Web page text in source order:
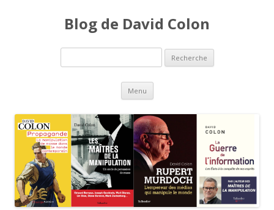
Blog de David Colon
Menu Aller au contenu principal